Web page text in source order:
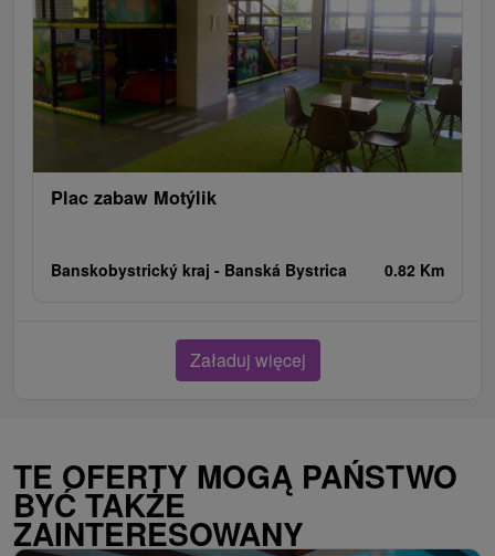
Plac zabaw Motýlik
Banskobystrický kraj - Banská Bystrica 0.82 Km
Załaduj więcej
TE OFERTY MOGĄ PAŃSTWO
BYĆ TAKŻE
ZAINTERESOWANY